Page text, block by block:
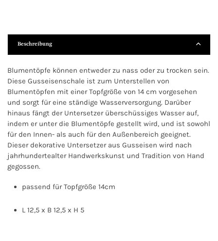
Beschreibung
Blumentöpfe können entweder zu nass oder zu trocken sein.
Diese Gusseisenschale ist zum Unterstellen von
Blumentöpfen mit einer Topfgröße von 14 cm vorgesehen
und sorgt für eine ständige Wasserversorgung. Darüber
hinaus fängt der Untersetzer überschüssiges Wasser auf,
indem er unter die Blumentöpfe gestellt wird, und ist sowohl
für den Innen- als auch für den Außenbereich geeignet.
Dieser dekorative Untersetzer aus Gusseisen wird nach
jahrhundertealter Handwerkskunst und Tradition von Hand
gegossen.
passend für Topfgröße 14cm
L 12,5 x B 12,5 x H 5